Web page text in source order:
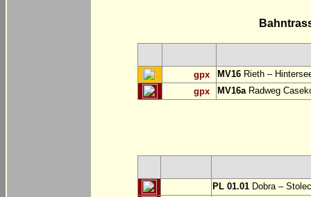
gpx MV16 Rieth –
gpx
MV16aRadweg
PL 01.01 Dobra –